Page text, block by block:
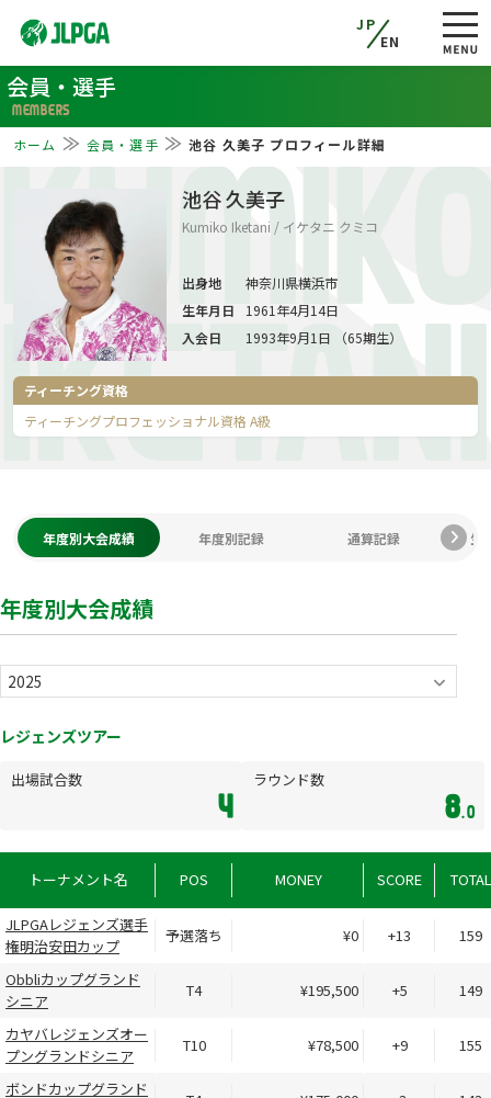
JP
EN
会員・選手
MEMBERS
ホーム 会員・選手 池谷 久美子 プロフィール詳細
IKETANI
池谷 久美子
Kumiko Iketani / イケタニ クミコ
ティーチング資格
ティーチングプロフェッショナル資格 A級
出身地
神奈川県横浜市
生年月日
1961年4月14日
入会日
1993年9月1日 （65期生）
年度別大会成績 年度別記録 通算記録 生
年度別大会成績
レジェンズツアー
出場試合数
4
ラウンド数
8.0
トーナメント名 POS MONEY SCORE TOTAL
JLPGAレジェンズ選手
権明治安田カップ
予選落ち ¥0 +13 159
Obbliカップグランド
シニア
T4 ¥195,500 +5 149
カヤバレジェンズオー
プングランドシニア
T10 ¥78,500 +9 155
ボンドカップグランド